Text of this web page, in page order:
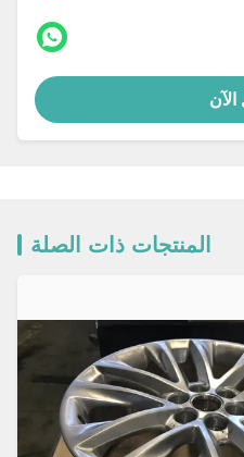
الآن
المنتجات ذات الصلة